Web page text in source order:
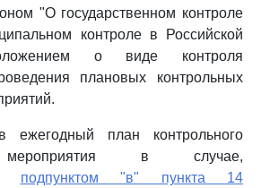
"О государственном контроле
контроле в Российской
о виде контроля
плановых контрольных
ежегодный план контрольного
мероприятия в случае,
подпунктом "в" пункта 14